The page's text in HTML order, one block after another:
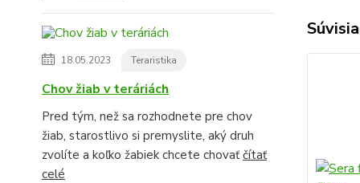
18.05.2023 Teraristika
Chov žiab v teráriách
Pred tým, než sa rozhodnete pre chov
žiab, starostlivo si premyslite, aký druh
zvolíte a koľko žabiek chcete chovaťčítať
celé